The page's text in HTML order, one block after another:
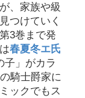
、家族や級
つけていく
3巻まで発
春夏冬エ氏
子」がカラ
騎士爵家に
ックでもス